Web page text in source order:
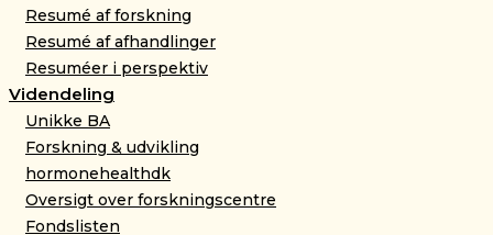
Resumé af forskning
Resumé af afhandlinger
Resuméer i perspektiv
Videndeling
Unikke BA
Forskning & udvikling
hormonehealthdk
Oversigt over forskningscentre
Fondslisten